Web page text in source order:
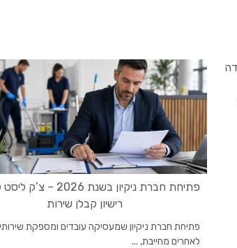
פתיחת חברת ניקיון בשנת
רישיון קבלן שירות
פתיחת חברת ניקיון שמעסיקה עובדים ומספקת שירותי
לאחרים מחייבת, ...